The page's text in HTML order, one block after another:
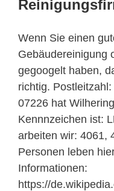
Wenn Sie einen
Gebäudereinigung
gegoogelt haben,
richtig.
07226 hat
Kennnzeichen ist:
arbeiten wir: 4061,
Personen leben
Informationen:
https://